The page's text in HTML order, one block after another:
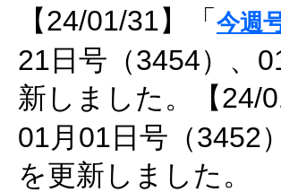
【24/01/31】「 今週
21日号（3454）、
新しました。【24/
01月01日号（3452
を更新しました。